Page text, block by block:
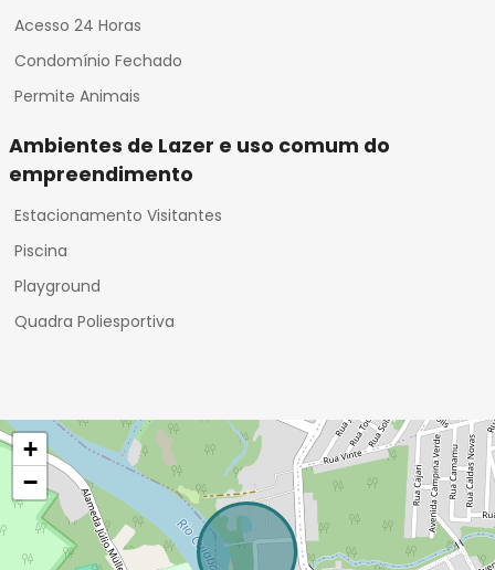
Acesso 24 Horas
Condomínio Fechado
Permite Animais
Ambientes de Lazer e uso comum do
empreendimento
Estacionamento Visitantes
Piscina
Playground
Quadra Poliesportiva
+
−